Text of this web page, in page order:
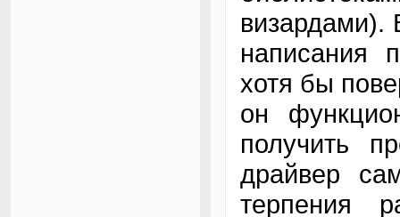
визардами).
написания
хотя бы
он
получить
драйвер
терпения